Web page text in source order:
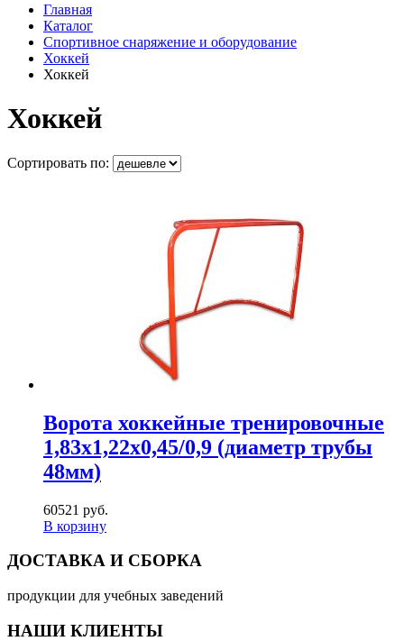
Главная
Каталог
Спортивное снаряжение и оборудование
Хоккей
Хоккей
Хоккей
Сортировать по:
Ворота хоккейные тренировочные
1,83х1,22х0,45/0,9 (диаметр трубы
48мм)
60521 руб.
В корзину
ДОСТАВКА И СБОРКА
продукции для учебных заведений
НАШИ КЛИЕНТЫ